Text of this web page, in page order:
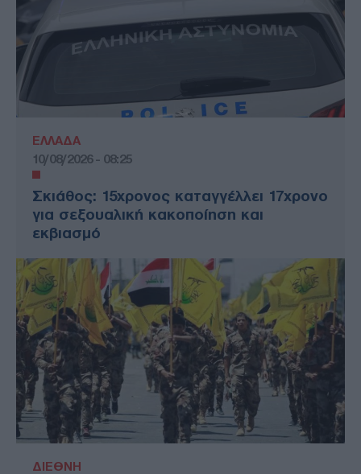
ΕΛΛΑΔΑ
10/08/2026 - 08:25
Σκιάθος: 15χρονος καταγγέλλει 17χρονο
για σεξουαλική κακοποίηση και
εκβιασμό
ΔΙΕΘΝΗ